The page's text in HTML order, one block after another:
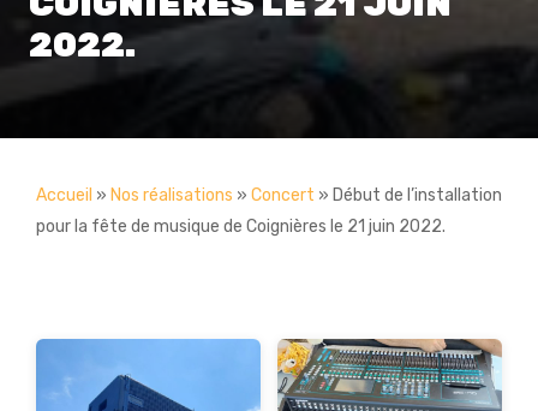
2022.
Accueil » Nos réalisations » Concert » Début de l’installation
pour la fête de musique de Coignières le 21 juin 2022.